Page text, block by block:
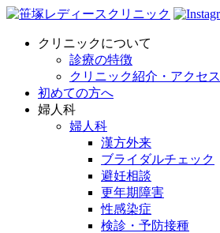
クリニックについて
診療の特徴
クリニック紹介・アクセス
初めての方へ
婦人科
婦人科
漢方外来
ブライダルチェック
避妊相談
更年期障害
性感染症
検診・予防接種